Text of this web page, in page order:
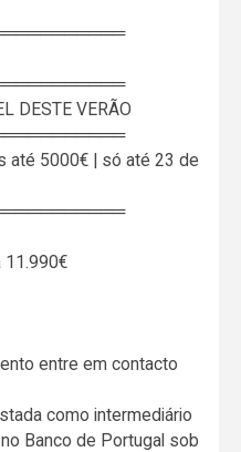
DESTE VERÃO
até 5000€ | só até 23 de
11.990€
entre em contacto
como intermediário
Banco de Portugal sob